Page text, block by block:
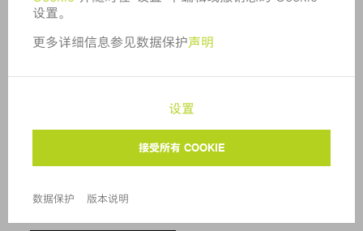
SortMaster Compact 全自动拾取与分拣激光冲床复
合机的部件。通过可单独控制的吸盘实现优秀成品拾
地面积，无需其他空间需求。